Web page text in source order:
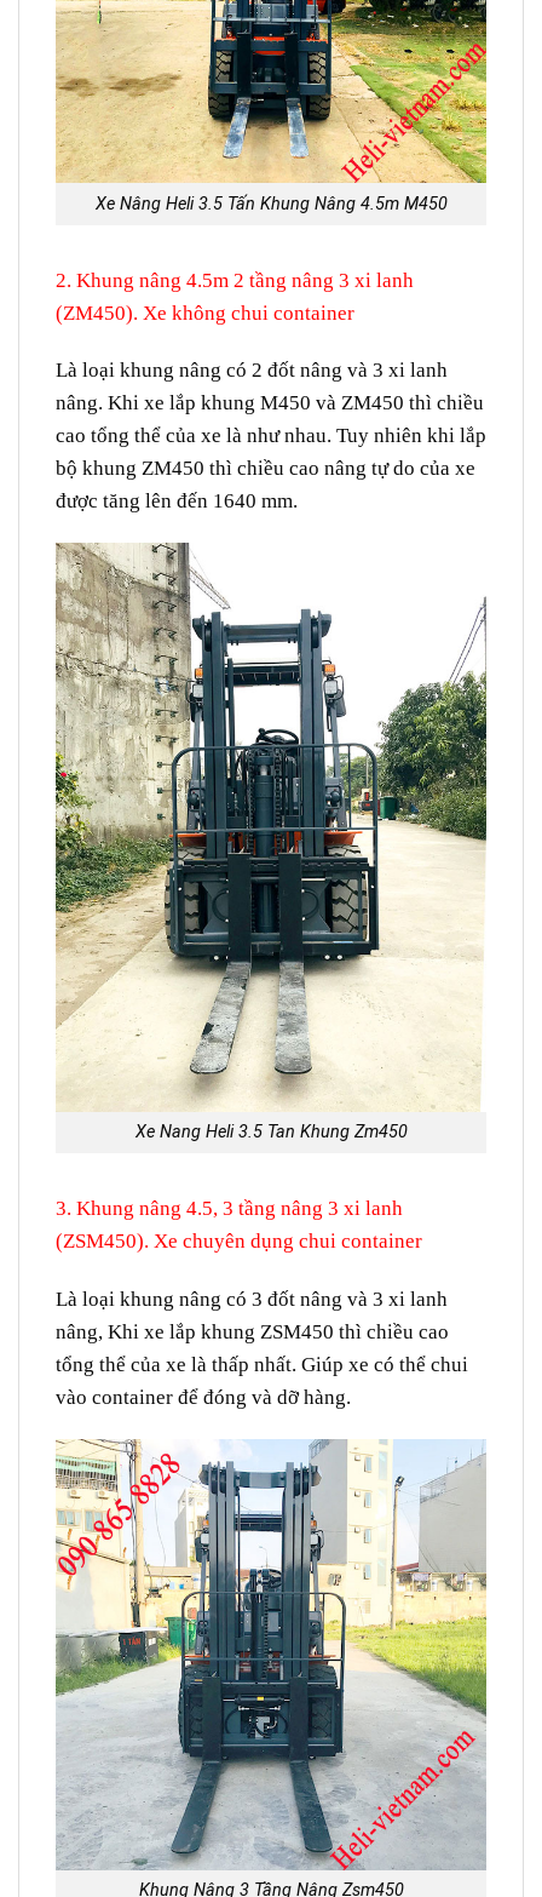
Xe Nâng Heli 3.5 Tấn Khung Nâng 4.5m M450
2. Khung nâng 4.5m 2 tầng nâng 3 xi lanh
(ZM450). Xe không chui container
Là loại khung nâng có 2 đốt nâng và 3 xi lanh
nâng. Khi xe lắp khung M450 và ZM450 thì chiều
cao tổng thể của xe là như nhau. Tuy nhiên khi lắp
bộ khung ZM450 thì chiều cao nâng tự do của xe
được tăng lên đến 1640 mm.
Xe Nang Heli 3.5 Tan Khung Zm450
3. Khung nâng 4.5, 3 tầng nâng 3 xi lanh
(ZSM450). Xe chuyên dụng chui container
Là loại khung nâng có 3 đốt nâng và 3 xi lanh
nâng, Khi xe lắp khung ZSM450 thì chiều cao
tổng thể của xe là thấp nhất. Giúp xe có thể chui
vào container để đóng và dỡ hàng.
Khung Nâng 3 Tầng Nâng Zsm450